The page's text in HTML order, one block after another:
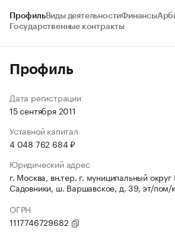
ПрофильВиды деятельностиФинансы
Государственные контракты
Профиль
Дата регистрации
15 сентября 2011
Уставной капитал
4 048 762 684 ₽
Юридический адрес
г. Москва, вн.тер. г. муниципальный округ
Садовники, ш. Варшавское, д. 39, эт/
ОГРН
1117746729682